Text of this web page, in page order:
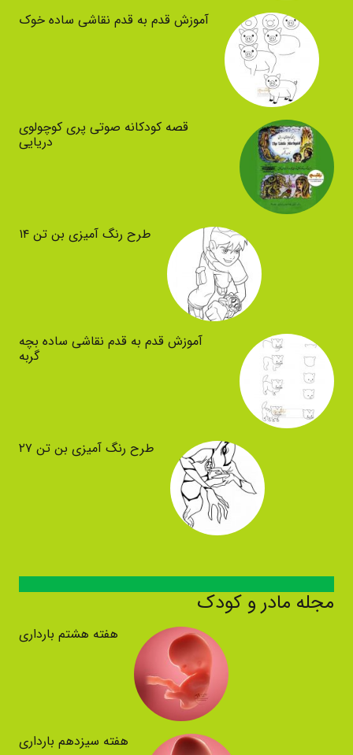
آموزش قدم به قدم نقاشی ساده خوک
قصه کودکانه صوتی پری کوچولوی
دریایی
طرح رنگ آمیزی بن تن ۱۴
آموزش قدم به قدم نقاشی ساده بچه
گربه
طرح رنگ آمیزی بن تن ۲۷
مجله مادر و کودک
هفته هشتم بارداری
هفته سیزدهم بارداری